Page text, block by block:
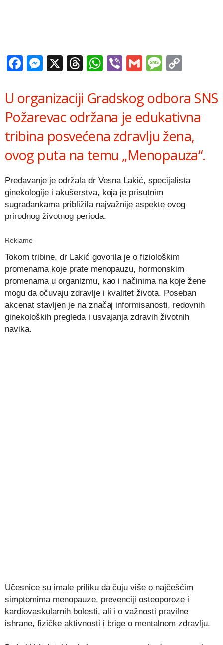
Facebook
Messenger
X Threads
WhatsApp
ViberGmail
U organizaciji Gradskog odbora SNS
Požarevac održana je edukativna
tribina posvećena zdravlju žena,
ovog puta na temu „Menopauza“.
Predavanje je održala dr Vesna Lakić, specijalista
ginekologije i akušerstva, koja je prisutnim
sugrađankama približila najvažnije aspekte ovog
prirodnog životnog perioda.
Reklame
Tokom tribine, dr Lakić govorila je o fiziološkim
promenama koje prate menopauzu, hormonskim
promenama u organizmu, kao i načinima na koje žene
mogu da očuvaju zdravlje i kvalitet života. Poseban
akcenat stavljen je na značaj informisanosti, redovnih
ginekoloških pregleda i usvajanja zdravih životnih
navika.
Učesnice su imale priliku da čuju više o najčešćim
simptomima menopauze, prevenciji osteoporoze i
kardiovaskularnih bolesti, ali i o važnosti pravilne
ishrane, fizičke aktivnosti i brige o mentalnom zdravlju.